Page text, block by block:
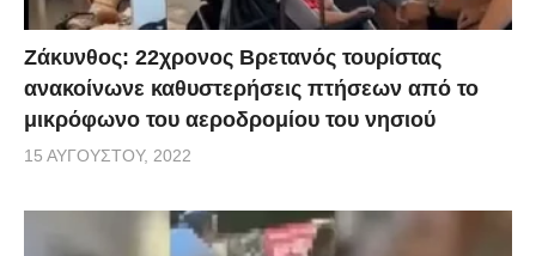
Ζάκυνθος: 22χρονος Βρετανός τουρίστας
ανακοίνωνε καθυστερήσεις πτήσεων από το
μικρόφωνο του αεροδρομίου του νησιού
15 ΑΥΓΟΎΣΤΟΥ, 2022